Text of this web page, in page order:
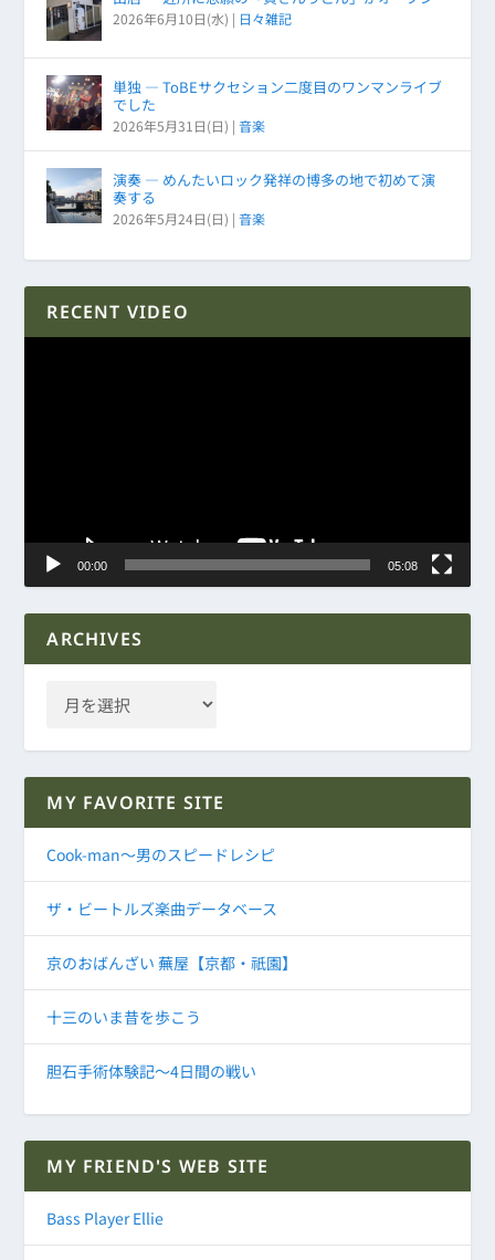
2026年6月10日(水) | 日々雑記
単独 ― ToBEサクセション二度目のワンマンライブ
でした
2026年5月31日(日) |音楽
演奏 ― めんたいロック発祥の博多の地で初めて演
奏する
2026年5月24日(日) |音楽
RECENT VIDEO
00:00 05:08
ARCHIVES
MY FAVORITE SITE
Cook-man～男のスピードレシピ
ザ・ビートルズ楽曲データベース
京のおばんざい 蕪屋【京都・祇園】
十三のいま昔を歩こう
胆石手術体験記～4日間の戦い
MY FRIEND'S WEB SITE
Bass Player Ellie